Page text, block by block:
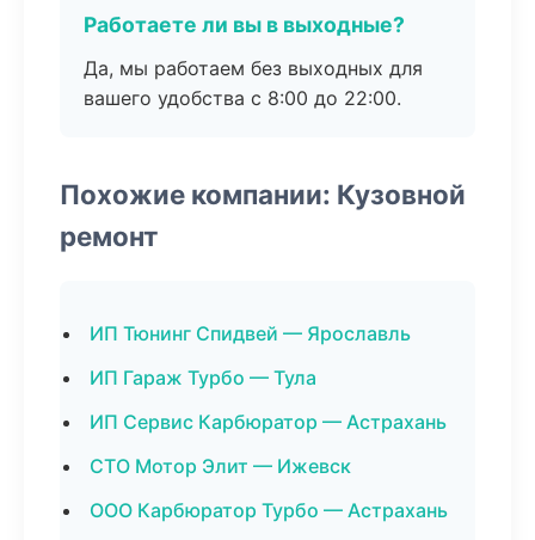
Работаете ли вы в выходные?
Да, мы работаем без выходных для
вашего удобства с 8:00 до 22:00.
Похожие компании: Кузовной
ремонт
ИП Тюнинг Спидвей — Ярославль
ИП Гараж Турбо — Тула
ИП Сервис Карбюратор — Астрахань
СТО Мотор Элит — Ижевск
ООО Карбюратор Турбо — Астрахань